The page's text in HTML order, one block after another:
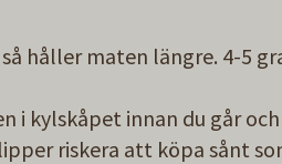
så håller maten längre. 4-5
i kylskåpet innan du går
riskera att köpa sånt